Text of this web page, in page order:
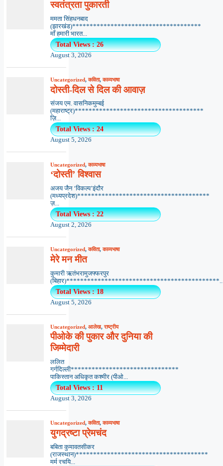
स्वतंत्रता पुकारती
ममता सिंहधनबाद
(झारखंड)*************************************
माँ हमारी भारत...
Total Views : 26
August 3, 2026
Uncategorized,कविता,काव्यभाषा
दोस्ती-दिल से दिल की आवाज़
संजय एम. वासनिकमुम्बई
(महाराष्ट्र)*************************************
ज़ि...
Total Views : 24
August 5, 2026
Uncategorized,काव्यभाषा
‘दोस्ती’ विश्वास
अजय जैन ‘विकल्प’इंदौर
(मध्यप्रदेश)**************************************
ज़...
Total Views : 22
August 2, 2026
Uncategorized,कविता,काव्यभाषा
मेरे मन मीत
कुमारी ऋतंभरामुजफ्फरपुर
Total Views : 18
August 5, 2026
Uncategorized, आलेख,राष्ट्रीय
पीओके की पुकार और दुनिया की
जिम्मेदारी
ललित
गर्गदिल्ली*******************************
पाकिस्तान अधिकृत कश्मीर (पीओ...
Total Views : 11
August 3, 2026
Uncategorized,कविता,काव्यभाषा
युगद्रष्टा प्रेमचंद
बबिता कुमावतसीकर
(राजस्थान)**************************************
मर्म रचयि...